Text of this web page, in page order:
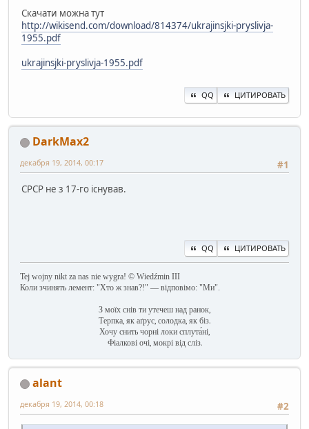
Скачати можна тут
http://wikisend.com/download/814374/ukrajinsjki-pryslivja-
1955.pdf
ukrajinsjki-pryslivja-1955.pdf
QQ ЦИТИРОВАТЬ
DarkMax2
#1
декабря 19, 2014, 00:17
СРСР не з 17-го існував.
QQ ЦИТИРОВАТЬ
Tej wojny nikt za nas nie wygra! © Wiedźmin III
Коли зчинять лемент: "Хто ж знав?!" — відповімо: "Ми".
З моїх снів ти утечеш над ранок,
Терпка, як аґрус, солодка, як біз.
Хочу снить чорні локи сплута́ні,
Фіалкові очі, мокрі від сліз.
alant
#2
декабря 19, 2014, 00:18